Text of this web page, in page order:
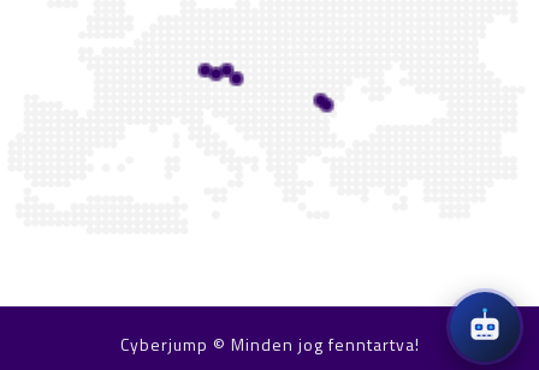
Cyberjump © Minden jog fenntartva!